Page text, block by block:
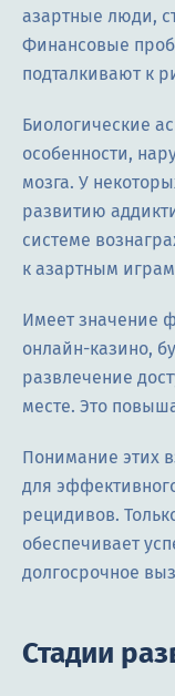
азартные люди,
Финансовые
подталкивают к
Биологические
особенности,
мозга. У
развитию
системе
к азартным
Имеет значение
онлайн-казино,
развлечение
месте. Это
Понимание этих
для
рецидивов.
обеспечивает
долгосрочное
Стадии